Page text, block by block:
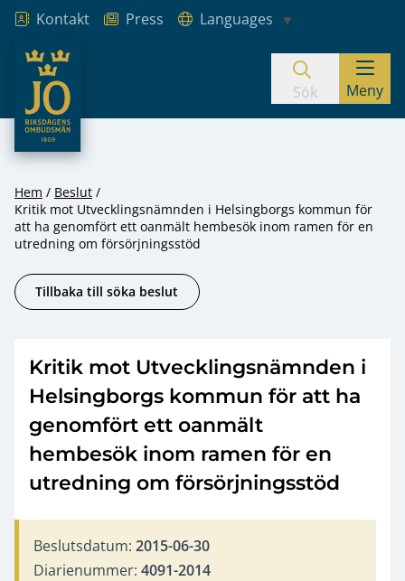
Hoppa till innehåll
Kontakt Press
Languages
JO – Riksdagens Ombudsmän
Sök Meny
Hem
Beslut
Kritik mot Utvecklingsnämnden i Helsingborgs kommun för
att ha genomfört ett oanmält hembesök inom ramen för en
utredning om försörjningsstöd
Tillbaka till söka beslut
Kritik mot Utvecklingsnämnden i
Helsingborgs kommun för att ha
genomfört ett oanmält
hembesök inom ramen för en
utredning om försörjningsstöd
Beslutsdatum: 2015-06-30
Diarienummer: 4091-2014